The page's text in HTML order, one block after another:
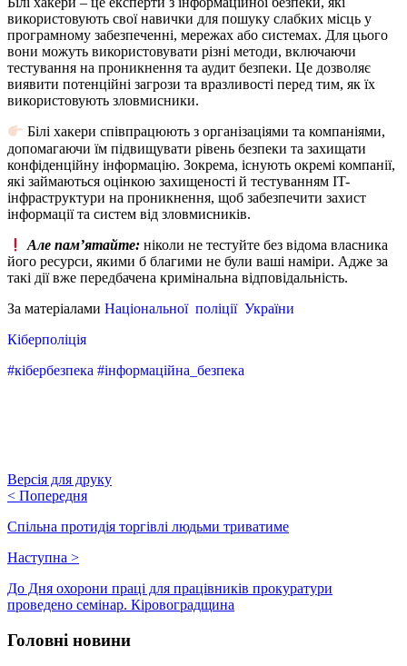
використовують свої навички для пошуку слабких місць у
програмному забезпеченні, мережах або системах. Для цього
вони можуть використовувати різні методи, включаючи
тестування на проникнення та аудит безпеки. Це дозволяє
виявити потенційні загрози та вразливості перед тим, як їх
використовують зловмисники.
Білі хакери співпрацюють з організаціями та компаніями,
допомагаючи їм підвищувати рівень безпеки та захищати
конфіденційну інформацію. Зокрема, існують окремі компанії,
які займаються оцінкою захищеності й тестуванням IT-
інфраструктури на проникнення, щоб забезпечити захист
інформації та систем від зловмисників.
Але пам’ятайте: ніколи не тестуйте без відома власника
його ресурси, якими б благими не були ваші наміри. Адже за
такі дії вже передбачена кримінальна відповідальність.
За матеріалами Національної поліції України
Кіберполіція
#кібербезпека #інформаційна_безпека
Версія для друку
< Попередня
Спільна протидія торгівлі людьми триватиме
Наступна >
До Дня охорони праці для працівників прокуратури
проведено семінар. Кіровоградщина
Головні новини